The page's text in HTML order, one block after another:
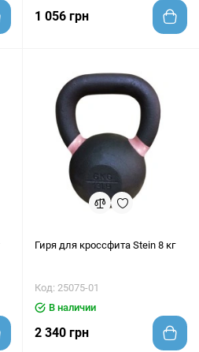
1 056 грн
Гиря для кроссфита Stein 8 кг
Код: 25075-01
В наличии
2 340 грн